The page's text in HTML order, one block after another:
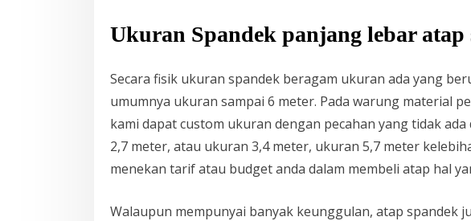
Ukuran Spandek panjang lebar atap
Secara fisik ukuran spandek beragam ukuran ada yang
umumnya ukuran sampai 6 meter. Pada warung material
kami dapat custom ukuran dengan pecahan yang tidak
2,7 meter, atau ukuran 3,4 meter, ukuran 5,7 meter
menekan tarif atau budget anda dalam membeli atap hal
Walaupun mempunyai banyak keunggulan, atap spandek